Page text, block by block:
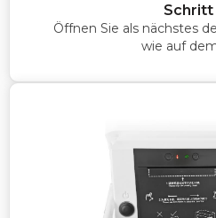
Schritt
Öffnen Sie als nächstes
wie auf